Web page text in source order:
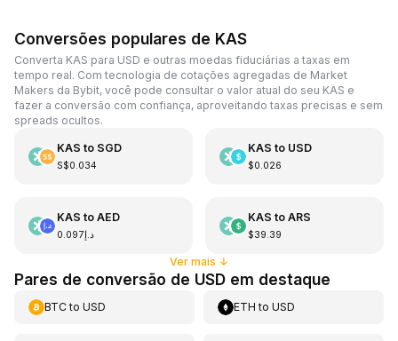
Conversões populares de KAS
Converta KAS para USD e outras moedas fiduciárias a taxas em
tempo real. Com tecnologia de cotações agregadas de Market
Makers da Bybit, você pode consultar o valor atual do seu KAS e
fazer a conversão com confiança, aproveitando taxas precisas e sem
spreads ocultos.
KAS to SGD
S$0.034
KAS to USD
$0.026
KAS to AED
د.إ0.097
KAS to ARS
$39.39
Ver mais ↓
Pares de conversão de USD em destaque
BTCto USD ETH toUSD